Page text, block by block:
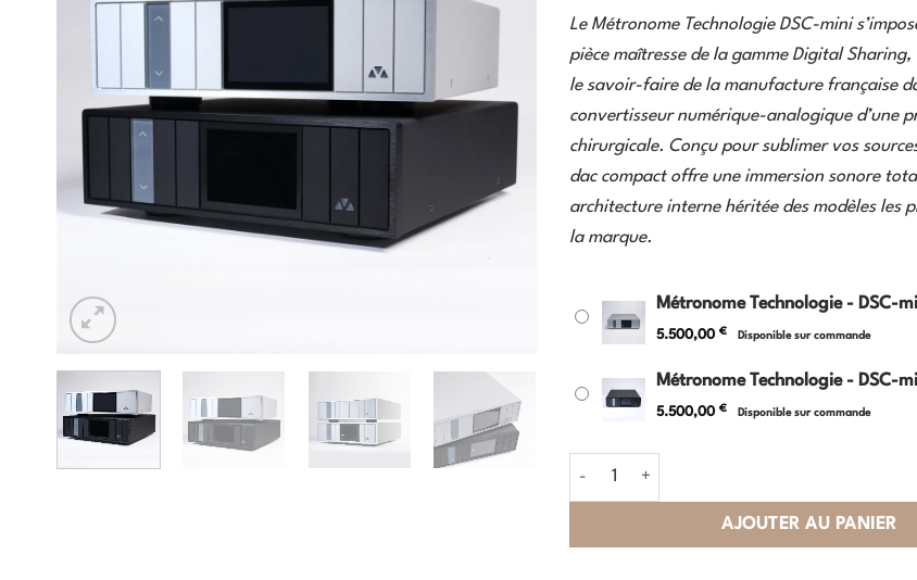
Le Métronome Technologie DSC-mini
pièce maîtresse de la gamme Digital
le savoir-faire de la manufacture française
convertisseur numérique-analogique d’une
chirurgicale. Conçu pour sublimer vos
dac compact offre une immersion sonore
architecture interne héritée des modèles les
la marque.
Métronome Technologie - DSC-
5.500,00 € Disponible sur commande
Métronome Technologie - DSC-
5.500,00 € Disponible sur commande
quantité de Métronome Technologie - DSC-mini
AJOUTER AU PANIER